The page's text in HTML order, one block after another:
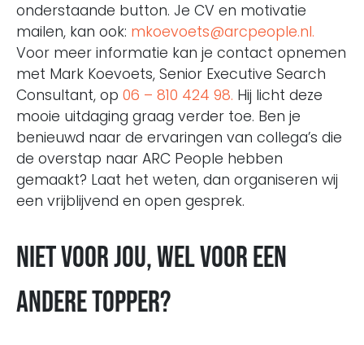
onderstaande button. Je CV en motivatie
mailen, kan ook: mkoevoets@arcpeople.nl.
Voor meer informatie kan je contact opnemen
met Mark Koevoets, Senior Executive Search
Consultant, op 06 – 810 424 98. Hij licht deze
mooie uitdaging graag verder toe. Ben je
benieuwd naar de ervaringen van collega’s die
de overstap naar ARC People hebben
gemaakt? Laat het weten, dan organiseren wij
een vrijblijvend en open gesprek.
Niet voor jou, wel voor een
andere topper?